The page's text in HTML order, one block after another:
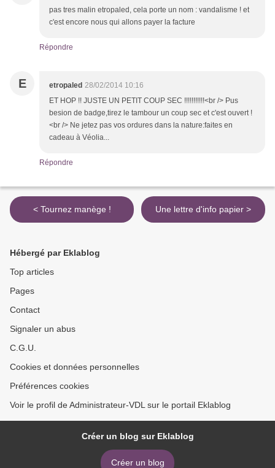
pas tres malin etropaled, cela porte un nom : vandalisme ! et
c'est encore nous qui allons payer la facture
Répondre
E etropaled 28/02/2014 10:16
ET HOP !! JUSTE UN PETIT COUP SEC !!!!!!!!!!!<br /> Pus
besion de badge,tirez le tambour un coup sec et c'est ouvert !
<br /> Ne jetez pas vos ordures dans la nature:faites en
cadeau à Véolia...
Répondre
< Tournez manège ! Une lettre d'info papier >
Hébergé par Eklablog
Top articles
Pages
Contact
Signaler un abus
C.G.U.
Cookies et données personnelles
Préférences cookies
Voir le profil de Administrateur-VDL sur le portail Eklablog
Créer un blog sur Eklablog
Créer un blog